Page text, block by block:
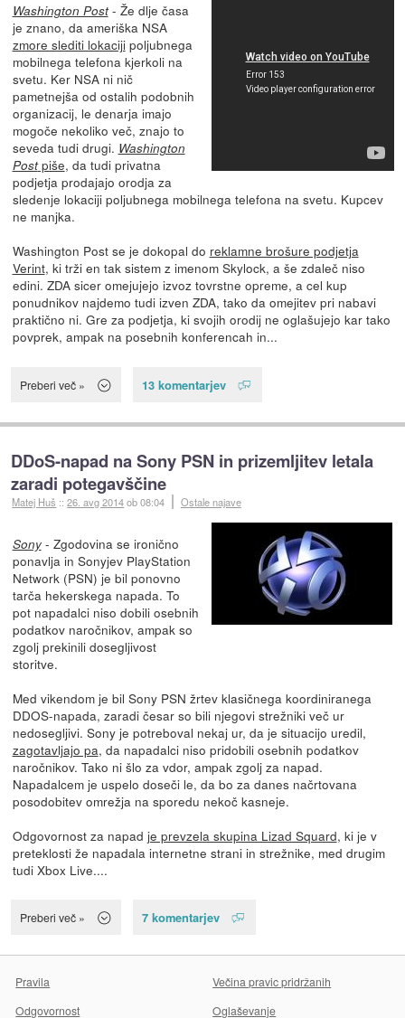
Washington Post- Že dlje časa
je znano, da ameriška NSA
zmore slediti lokacijipoljubnega
mobilnega telefona kjerkoli na
svetu. Ker NSA ni nič
pametnejša od ostalih podobnih
organizacij, le denarja imajo
mogoče nekoliko več, znajo to
seveda tudi drugi. Washington
Postpiše, da tudi privatna
podjetja prodajajo orodja za
sledenje lokaciji poljubnega mobilnega telefona na svetu. Kupcev
ne manjka.
Washington Post se je dokopal do reklamne brošure podjetja
Verint, ki trži en tak sistem z imenom Skylock, a še zdaleč niso
edini. ZDA sicer omejujejo izvoz tovrstne opreme, a cel kup
ponudnikov najdemo tudi izven ZDA, tako da omejitev pri nabavi
praktično ni. Gre za podjetja, ki svojih orodij ne oglašujejo kar tako
povprek, ampak na posebnih konferencah in...
Preberi več » 13 komentarjev
DDoS-napad na Sony PSN in prizemljitev letala
zaradi potegavščine
Matej Huš ::26. avg 2014ob 08:04 Ostale najave
Sony- Zgodovina se ironično
ponavlja in Sonyjev PlayStation
Network (PSN) je bil ponovno
tarča hekerskega napada. To
pot napadalci niso dobili osebnih
podatkov naročnikov, ampak so
zgolj prekinili dosegljivost
storitve.
Med vikendom je bil Sony PSN žrtev klasičnega koordiniranega
DDOS-napada, zaradi česar so bili njegovi strežniki več ur
nedosegljivi. Sony je potreboval nekaj ur, da je situacijo uredil,
zagotavljajo pa, da napadalci niso pridobili osebnih podatkov
naročnikov. Tako ni šlo za vdor, ampak zgolj za napad.
Napadalcem je uspelo doseči le, da bo za danes načrtovana
posodobitev omrežja na sporedu nekoč kasneje.
Odgovornost za napad je prevzela skupina Lizad Squard, ki je v
preteklosti že napadala internetne strani in strežnike, med drugim
tudi Xbox Live....
Preberi več » 7 komentarjev
Pravila
Večina pravic pridržanih
Odgovornost
Oglaševanje